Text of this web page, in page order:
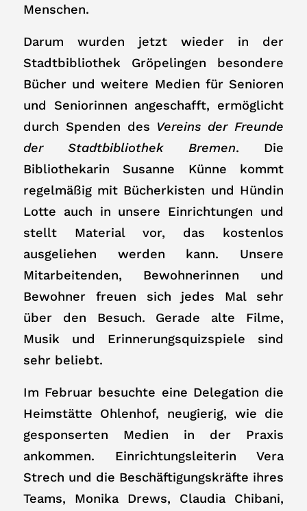
Menschen.
Darum wurden jetzt wieder in der
Stadtbibliothek Gröpelingen besondere
Bücher und weitere Medien für Senioren
und Seniorinnen angeschafft, ermöglicht
durch Spenden des Vereins der Freunde
der Stadtbibliothek Bremen. Die
Bibliothekarin Susanne Künne kommt
regelmäßig mit Bücherkisten und Hündin
Lotte auch in unsere Einrichtungen und
stellt Material vor, das kostenlos
ausgeliehen werden kann. Unsere
Mitarbeitenden, Bewohnerinnen und
Bewohner freuen sich jedes Mal sehr
über den Besuch. Gerade alte Filme,
Musik und Erinnerungsquizspiele sind
sehr beliebt.
Im Februar besuchte eine Delegation die
Heimstätte Ohlenhof, neugierig, wie die
gesponserten Medien in der Praxis
ankommen. Einrichtungsleiterin Vera
Strech und die Beschäftigungskräfte ihres
Teams, Monika Drews, Claudia Chibani,